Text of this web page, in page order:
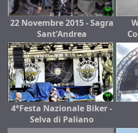
22 Novembre 2015 - Sagra
Sant'Andrea
4°Festa Nazionale Biker -
Selva di Paliano